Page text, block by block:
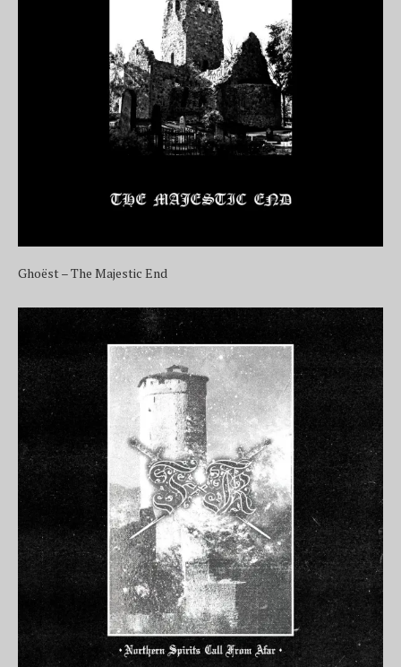
Ghoëst – The Majestic End